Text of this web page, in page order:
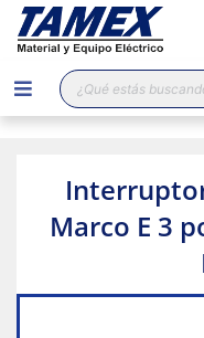
Búsqueda
de
productos
Marco E 3